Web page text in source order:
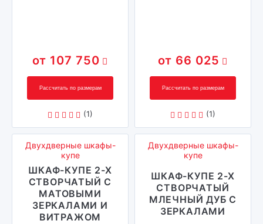
107 750
Рассчитать по размерам
(1)
66 025
Рассчитать по размерам
(1)
Двухдверные шкафы-
купе
ШКАФ-КУПЕ 2-Х
СТВОРЧАТЫЙ С
МАТОВЫМИ
ЗЕРКАЛАМИ И
ВИТРАЖОМ
Двухдверные шкафы-
купе
ШКАФ-КУПЕ 2-Х
СТВОРЧАТЫЙ
МЛЕЧНЫЙ ДУБ С
ЗЕРКАЛАМИ